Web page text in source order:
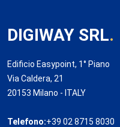
DIGIWAY SRL.
Edificio Easypoint, 1° Piano
Via Caldera, 21
20153 Milano - ITALY
Telefono:+39 02 8715 8030